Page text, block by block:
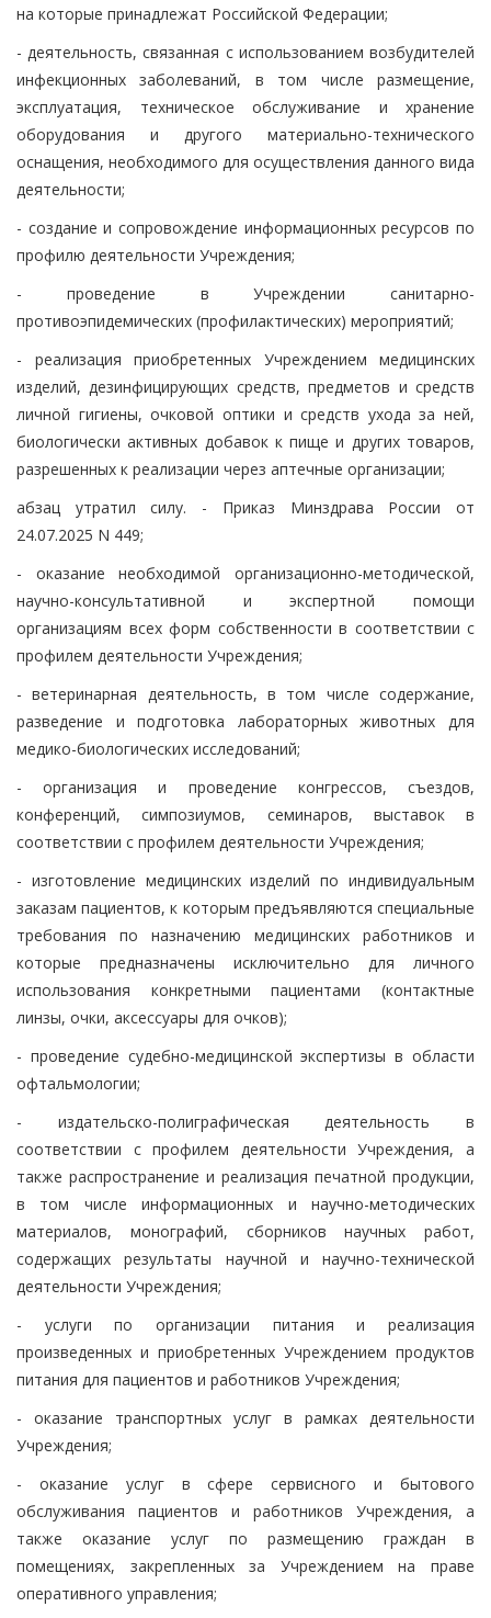
на которые принадлежат Российской Федерации;
- деятельность, связанная с использованием возбудителей
инфекционных заболеваний, в том числе размещение,
эксплуатация, техническое обслуживание и хранение
оборудования и другого материально-технического
оснащения, необходимого для осуществления данного вида
деятельности;
- создание и сопровождение информационных ресурсов по
профилю деятельности Учреждения;
- проведение в Учреждении санитарно-
противоэпидемических (профилактических) мероприятий;
- реализация приобретенных Учреждением медицинских
изделий, дезинфицирующих средств, предметов и средств
личной гигиены, очковой оптики и средств ухода за ней,
биологически активных добавок к пище и других товаров,
разрешенных к реализации через аптечные организации;
абзац утратил силу. - Приказ Минздрава России от
24.07.2025 N 449;
- оказание необходимой организационно-методической,
научно-консультативной и экспертной помощи
организациям всех форм собственности в соответствии с
профилем деятельности Учреждения;
- ветеринарная деятельность, в том числе содержание,
разведение и подготовка лабораторных животных для
медико-биологических исследований;
- организация и проведение конгрессов, съездов,
конференций, симпозиумов, семинаров, выставок в
соответствии с профилем деятельности Учреждения;
- изготовление медицинских изделий по индивидуальным
заказам пациентов, к которым предъявляются специальные
требования по назначению медицинских работников и
которые предназначены исключительно для личного
использования конкретными пациентами (контактные
линзы, очки, аксессуары для очков);
- проведение судебно-медицинской экспертизы в области
офтальмологии;
- издательско-полиграфическая деятельность в
соответствии с профилем деятельности Учреждения, а
также распространение и реализация печатной продукции,
в том числе информационных и научно-методических
материалов, монографий, сборников научных работ,
содержащих результаты научной и научно-технической
деятельности Учреждения;
- услуги по организации питания и реализация
произведенных и приобретенных Учреждением продуктов
питания для пациентов и работников Учреждения;
- оказание транспортных услуг в рамках деятельности
Учреждения;
- оказание услуг в сфере сервисного и бытового
обслуживания пациентов и работников Учреждения, а
также оказание услуг по размещению граждан в
помещениях, закрепленных за Учреждением на праве
оперативного управления;